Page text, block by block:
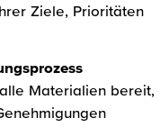
Ziele, Prioritäten
Materialien bereit,